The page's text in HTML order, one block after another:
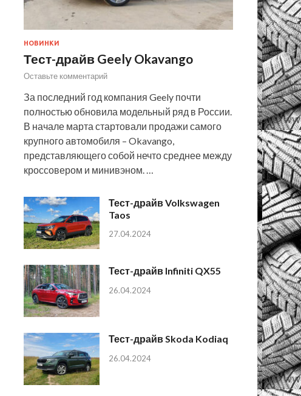
НОВИНКИ
Тест-драйв Geely Okavango
Оставьте комментарий
За последний год компания Geely почти
полностью обновила модельный ряд в России.
В начале марта стартовали продажи самого
крупного автомобиля – Okavango,
представляющего собой нечто среднее между
кроссовером и минивэном. …
Тест-драйв Volkswagen
Taos
27.04.2024
Тест-драйв Infiniti QX55
26.04.2024
Тест-драйв Skoda Kodiaq
26.04.2024